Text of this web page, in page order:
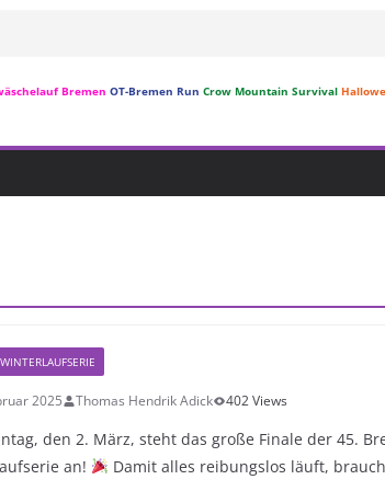
Bremen OT-Bremen Run Crow Mountain Survival
2025 Thomas Hendrik Adick 402 Views
den 2. März, steht das große Finale der 45.
an!
Damit alles reibungslos läuft,